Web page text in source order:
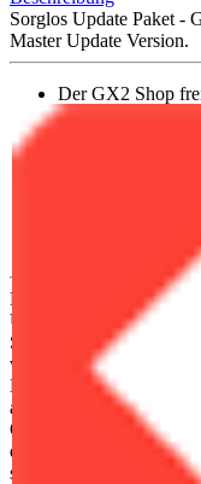
Sorglos Update Paket -
Master Update Version.
Der GX2 Shop
Modulen!
Der GX2 Shop
Mit dem Gambio
Unternehmen einen
Shopsystem
Neuerungen und
auch optische
Onlineshops bedeutet
der täglichen Arbeit,
solide technische Basis